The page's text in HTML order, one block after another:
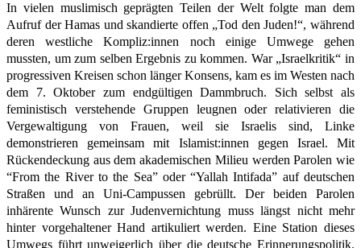
In vielen muslimisch geprägten Teilen der Welt folgte man dem
Aufruf der Hamas und skandierte offen „Tod den Juden!“, während
deren westliche Kompliz:innen noch einige Umwege gehen
mussten, um zum selben Ergebnis zu kommen. War „Israelkritik“ in
progressiven Kreisen schon länger Konsens, kam es im Westen nach
dem 7. Oktober zum endgültigen Dammbruch. Sich selbst als
feministisch verstehende Gruppen leugnen oder relativieren die
Vergewaltigung von Frauen, weil sie Israelis sind, Linke
demonstrieren gemeinsam mit Islamist:innen gegen Israel. Mit
Rückendeckung aus dem akademischen Milieu werden Parolen wie
“From the River to the Sea” oder “Yallah Intifada” auf deutschen
Straßen und an Uni-Campussen gebrüllt. Der beiden Parolen
inhärente Wunsch zur Judenvernichtung muss längst nicht mehr
hinter vorgehaltener Hand artikuliert werden. Eine Station dieses
Umwegs führt unweigerlich über die deutsche Erinnerungspolitik.